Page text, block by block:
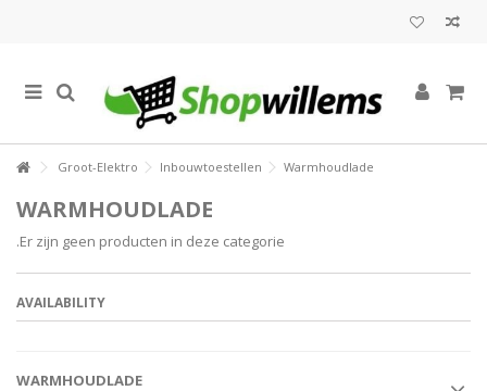
Groot-Elektro Inbouwtoestellen Warmhoudlade
WARMHOUDLADE
.Er zijn geen producten in deze categorie
AVAILABILITY
WARMHOUDLADE